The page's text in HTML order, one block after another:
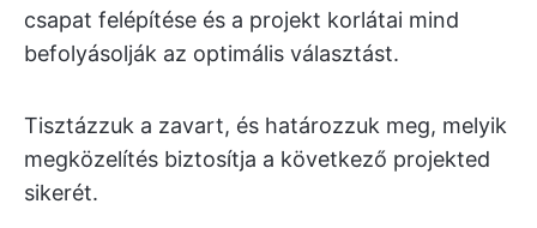
csapat felépítése és a projekt korlátai mind
befolyásolják az optimális választást.
Tisztázzuk a zavart, és határozzuk meg, melyik
megközelítés biztosítja a következő projekted
sikerét.